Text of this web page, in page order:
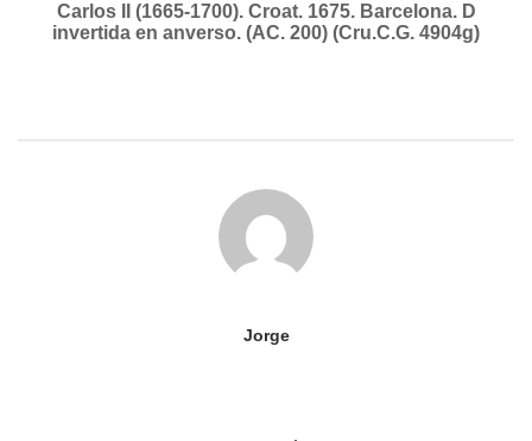
Carlos II (1665-1700). Croat. 1675. Barcelona. D
invertida en anverso. (AC. 200) (Cru.C.G. 4904g)
Jorge